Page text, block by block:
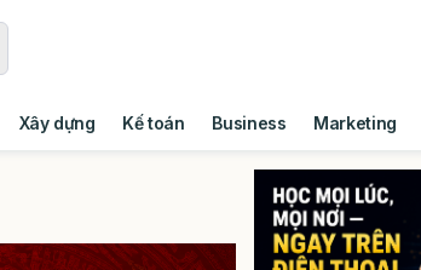
Xây dựng Kế toán Business Marketing